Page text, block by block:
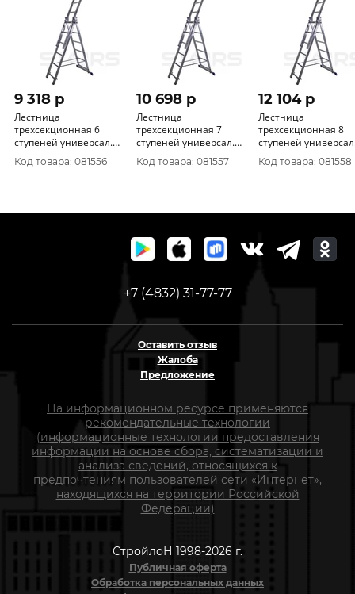
9 318 p
Лестница
трехсекционная 6
ступеней универсал.
Код товара: 081556
10 698 p
Лестница
трехсекционная 7
ступеней универсал.
max 4, 2 m AL
Код товара: 081557
12 104 p
Лестница
трехсекционная 8
ступеней
max 5, 1 m AL
Код товара: 081558
+7 (4832) 31-77-77
Оставить отзыв
Жалоба
Предложение
На информационном ресурсе применяются
рекомендательные технологии
(информационные технологии предоставления
информации на основе сбора, систематизации и
анализа сведений, относящихся к
предпочтениям пользователей сети «Интернет»,
находящихся на территории Российской
Федерации)
СтройлоН 1998-2026 г.
Публичная оферта
Обработка персональных данных